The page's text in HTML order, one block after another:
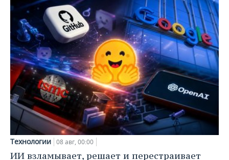
Технологии 08 авг, 00:00
ИИ взламывает, решает и перестраивает